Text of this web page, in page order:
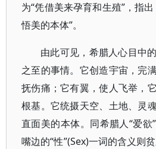
为“凭借美来孕育和生殖”，指
悟美的本体”。
由此可见，希腊人心目中
之至的事情。它创造宇宙，完
抚伤痛；它有翼，使人飞举，
根基。它统摄天空、土地、灵
直面美的本体。同希腊人“爱
嘴边的“性”(Sex)一词的含义则